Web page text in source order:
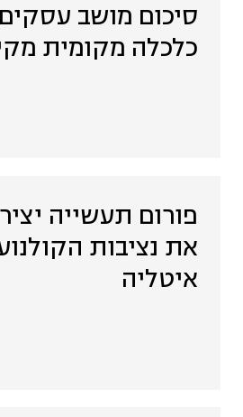
סיכום מושב
כלכלה מקומית
פורום תעשייה
את נציבות
איטליה